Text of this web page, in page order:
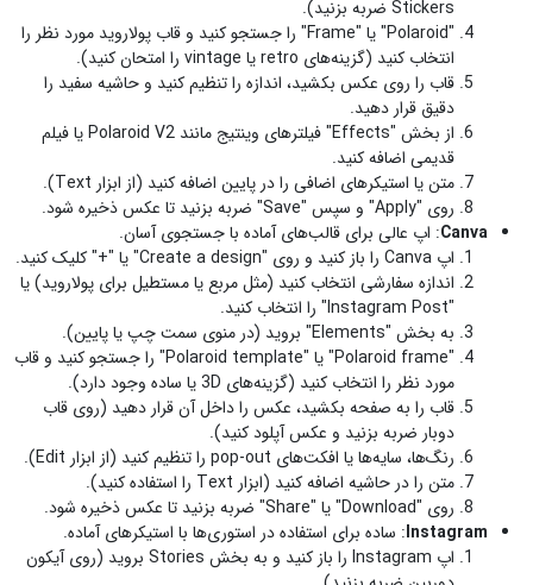
Stickers ضربه بزنید).
"Polaroid" یا "Frame" را جستجو کنید و قاب پولاروید مورد نظر را
انتخاب کنید (گزینه‌های retro یا vintage را امتحان کنید).
قاب را روی عکس بکشید، اندازه را تنظیم کنید و حاشیه سفید را
دقیق قرار دهید.
از بخش "Effects" فیلترهای وینتیج مانند Polaroid V2 یا فیلم
قدیمی اضافه کنید.
متن یا استیکرهای اضافی را در پایین اضافه کنید (از ابزار Text).
روی "Apply" و سپس "Save" ضربه بزنید تا عکس ذخیره شود.
Canva: اپ عالی برای قالب‌های آماده با جستجوی آسان.
اپ Canva را باز کنید و روی "Create a design" یا "+" کلیک کنید.
اندازه سفارشی انتخاب کنید (مثل مربع یا مستطیل برای پولاروید) یا
"Instagram Post" را انتخاب کنید.
به بخش "Elements" بروید (در منوی سمت چپ یا پایین).
"Polaroid frame" یا "Polaroid template" را جستجو کنید و قاب
مورد نظر را انتخاب کنید (گزینه‌های 3D یا ساده وجود دارد).
قاب را به صفحه بکشید، عکس را داخل آن قرار دهید (روی قاب
دوبار ضربه بزنید و عکس آپلود کنید).
رنگ‌ها، سایه‌ها یا افکت‌های pop-out را تنظیم کنید (از ابزار Edit).
متن را در حاشیه اضافه کنید (ابزار Text را استفاده کنید).
روی "Download" یا "Share" ضربه بزنید تا عکس ذخیره شود.
Instagram: ساده برای استفاده در استوری‌ها با استیکرهای آماده.
اپ Instagram را باز کنید و به بخش Stories بروید (روی آیکون